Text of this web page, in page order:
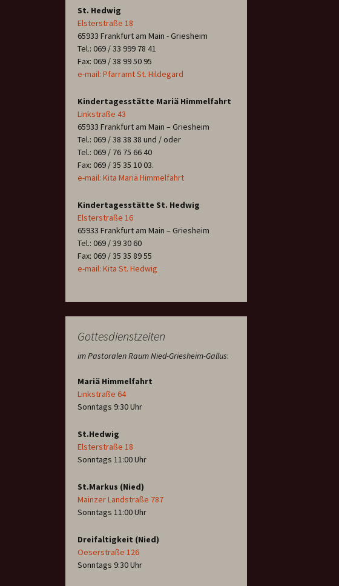
St. Hedwig
Elsterstraße 18
65933 Frankfurt am Main - Griesheim
Tel.: 069 / 33 999 78 41
Fax: 069 / 38 99 50 95
e-mail: Pfarramt St. Hildegard
Kindertagesstätte Mariä Himmelfahrt
Linkstraße 43
65933 Frankfurt am Main – Griesheim
Tel.: 069 / 38 38 38 und / oder
Tel.: 069 / 76 75 66 40
Fax: 069 / 35 35 10 03.
e-mail: Kita Mariä Himmelfahrt
Kindertagesstätte St. Hedwig
Elsterstraße 16
65933 Frankfurt am Main – Griesheim
Tel.: 069 / 39 30 60
Fax: 069 / 35 35 89 55
e-mail: Kita St. Hedwig
Gottesdienstzeiten
im Pastoralen Raum Nied-Griesheim-Gallus:
Mariä Himmelfahrt
Linkstraße 64
Sonntags 9:30 Uhr
St.Hedwig
Elsterstraße 18
Sonntags 11:00 Uhr
St.Markus (Nied)
Mainzer Landstraße 787
Sonntags 11:00 Uhr
Dreifaltigkeit (Nied)
Oeserstraße 126
Sonntags 9:30 Uhr